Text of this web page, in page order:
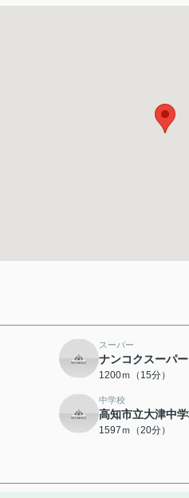
スーパー
ナンコクスーパ
1200ｍ（15分）
中学校
高知市立大津中
1597ｍ（20分）